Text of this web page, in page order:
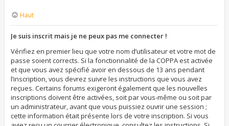
Haut
Je suis inscrit mais je ne peux pas me connecter !
Vérifiez en premier lieu que votre nom d’utilisateur et votre mot de
passe soient corrects. Si la fonctionnalité de la COPPA est activée
et que vous avez spécifié avoir en dessous de 13 ans pendant
l’inscription, vous devrez suivre les instructions que vous avez
reçues. Certains forums exigeront également que les nouvelles
inscriptions doivent être activées, soit par vous-même ou soit par
un administrateur, avant que vous puissiez ouvrir une session ;
cette information était présente lors de votre inscription. Si vous